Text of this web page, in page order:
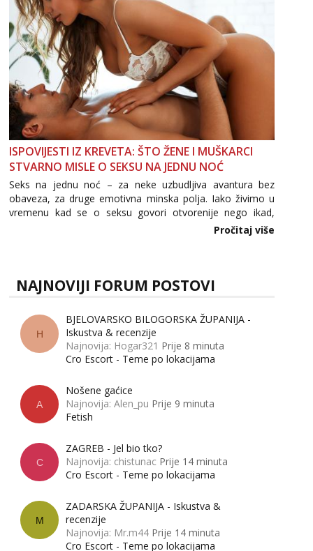
Obavijesti me kada se oslobodi
Anđela
Čekam tvoj poziv!
Tel:064/677-677- Kod: #142
tel:0,93€ - mob:1,12€ min
ISPOVIJESTI IZ KREVETA: ŠTO ŽENE I MUŠKARCI
STVARNO MISLE O SEKSU NA JEDNU NOĆ
Seks na jednu noć – za neke uzbudljiva avantura bez
obaveza, za druge emotivna minska polja. Iako živimo u
vremenu kad se o seksu govori otvorenije nego ikad,
tema „jedne noći strasti“ i dalje izaziva burne rasprave. Što
Pročitaj više
NAJNOVIJI FORUM POSTOVI
H
BJELOVARSKO BILOGORSKA ŽUPANIJA -
Iskustva & recenzije
Najnovija: Hogar321 Prije 8 minuta
Cro Escort - Teme po lokacijama
A
Nošene gaćice
Najnovija: Alen_pu Prije 9 minuta
Fetish
C
ZAGREB - Jel bio tko?
Najnovija: chistunac Prije 14 minuta
Cro Escort - Teme po lokacijama
M
ZADARSKA ŽUPANIJA - Iskustva &
recenzije
Najnovija: Mr.m44 Prije 14 minuta
Cro Escort - Teme po lokacijama